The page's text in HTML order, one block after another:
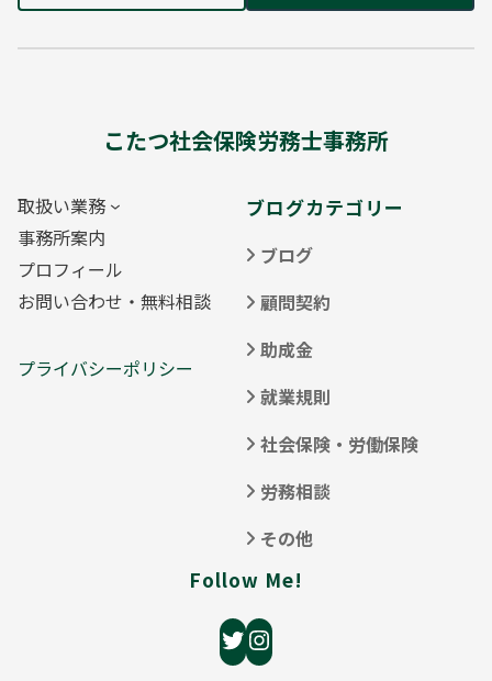
こたつ社会保険労務士事務所
取扱い業務
事務所案内
プロフィール
お問い合わせ・無料相談
プライバシーポリシー
ブログカテゴリー
ブログ
顧問契約
助成金
就業規則
社会保険・労働保険
労務相談
その他
Follow Me!